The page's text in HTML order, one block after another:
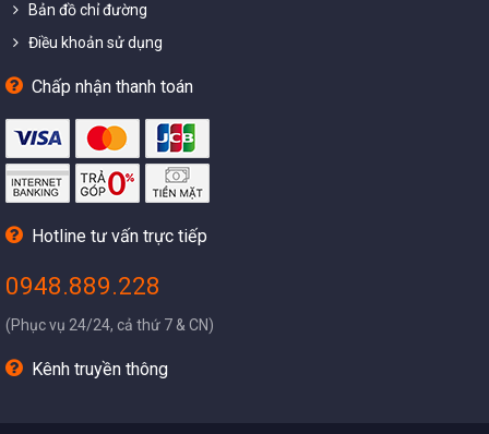
Bản đồ chỉ đường
Điều khoản sử dụng
Chấp nhận thanh toán
Hotline tư vấn trực tiếp
0948.889.228
(Phục vụ 24/24, cả thứ 7 & CN)
Kênh truyền thông